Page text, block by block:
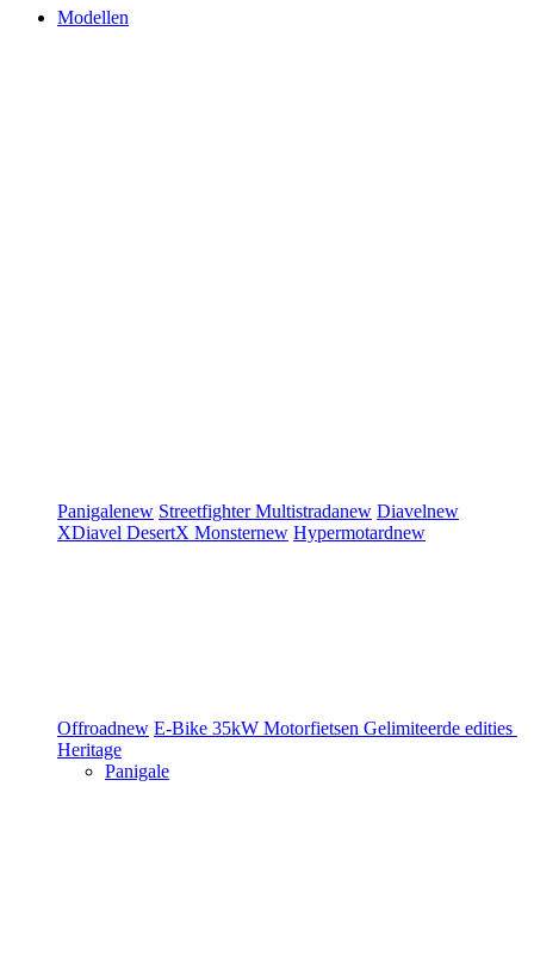
Modellen
Panigalenew StreetfighterMultistradanew Diavelnew
XDiavel DesertX Monsternew Hypermotardnew
Offroadnew E-Bike 35kW Motorfietsen Gelimiteerde edities
Heritage
Panigale